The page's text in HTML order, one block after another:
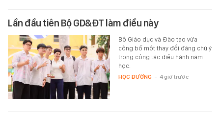
Lần đầu tiên Bộ GD&ĐT làm điều này
Bộ Giáo dục và Đào tạo vừa
công bố một thay đổi đáng chú ý
trong công tác điều hành năm
học.
HỌC ĐƯỜNG - 4 giờ trước